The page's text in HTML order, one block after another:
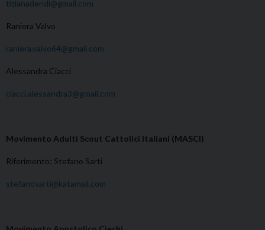
tizianadendi@gmail.com
Raniera Valvo
raniera.valvo64@gmail.com
Alessandra Ciacci
ciacci.alessandra3@gmail.com
Movimento Adulti Scout Cattolici Italiani (MASCI)
Riferimento: Stefano Sarti
stefanosarti@katamail.com